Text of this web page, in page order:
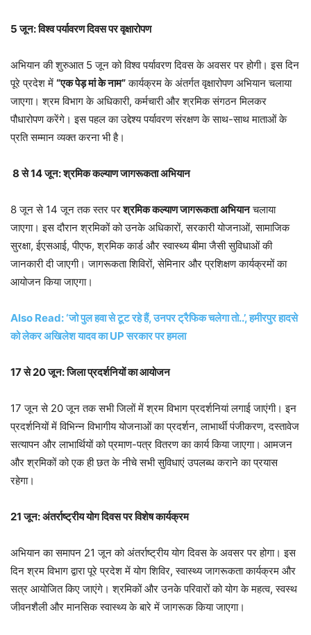
5 जून: विश्व पर्यावरण दिवस पर वृक्षारोपण
अभियान की शुरुआत 5 जून को विश्व पर्यावरण दिवस के अवसर पर होगी। इस दिन
पूरे प्रदेश में “एक पेड़ मां के नाम”कार्यक्रम के अंतर्गत वृक्षारोपण अभियान चलाया
जाएगा। श्रम विभाग के अधिकारी, कर्मचारी और श्रमिक संगठन मिलकर
पौधारोपण करेंगे। इस पहल का उद्देश्य पर्यावरण संरक्षण के साथ-साथ माताओं के
प्रति सम्मान व्यक्त करना भी है।
8 से 14 जून: श्रमिक कल्याण जागरूकता अभियान
8 जून से 14 जून तक स्तर परश्रमिक कल्याण जागरूकता अभियानचलाया
जाएगा। इस दौरान श्रमिकों को उनके अधिकारों, सरकारी योजनाओं, सामाजिक
सुरक्षा, ईएसआई, पीएफ, श्रमिक कार्ड और स्वास्थ्य बीमा जैसी सुविधाओं की
जानकारी दी जाएगी। जागरूकता शिविरों, सेमिनार और प्रशिक्षण कार्यक्रमों का
आयोजन किया जाएगा।
Also Read: ‘जो पुल हवा से टूट रहे हैं, उनपर ट्रैफिक चलेगा तो..’, हमीरपुर हादसे
को लेकर अखिलेश यादव का UP सरकार पर हमला
17 से 20 जून: जिला प्रदर्शनियों का आयोजन
17 जून से 20 जून तक सभी जिलों में श्रम विभाग प्रदर्शनियां लगाई जाएंगी। इन
प्रदर्शनियों में विभिन्न विभागीय योजनाओं का प्रदर्शन, लाभार्थी पंजीकरण, दस्तावेज
सत्यापन और लाभार्थियों को प्रमाण-पत्र वितरण का कार्य किया जाएगा। आमजन
और श्रमिकों को एक ही छत के नीचे सभी सुविधाएं उपलब्ध कराने का प्रयास
रहेगा।
21 जून: अंतर्राष्ट्रीय योग दिवस पर विशेष कार्यक्रम
अभियान का समापन 21 जून को अंतर्राष्ट्रीय योग दिवस के अवसर पर होगा। इस
दिन श्रम विभाग द्वारा पूरे प्रदेश में योग शिविर, स्वास्थ्य जागरूकता कार्यक्रम और
सत्र आयोजित किए जाएंगे। श्रमिकों और उनके परिवारों को योग के महत्व, स्वस्थ
जीवनशैली और मानसिक स्वास्थ्य के बारे में जागरूक किया जाएगा।